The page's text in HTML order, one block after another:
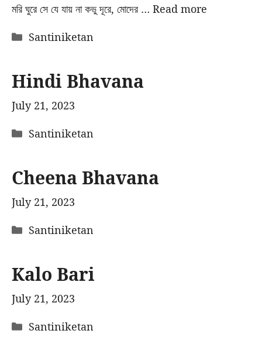
মরি ঘুরে সে যে যায় না কভু দূরে, মোদের … Read more
Categories
Santiniketan
Hindi Bhavana
July 21, 2023
Categories
Santiniketan
Cheena Bhavana
July 21, 2023
Categories
Santiniketan
Kalo Bari
July 21, 2023
Categories
Santiniketan